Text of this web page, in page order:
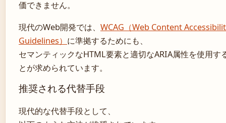
価できません。
現代のWeb開発では、 WCAG（Web Content
Guidelines） に準拠するためにも、
セマンティックなHTML要素と適切なARIA属性を使用す
とが求められています。
推奨される代替手段
現代的な代替手段として、